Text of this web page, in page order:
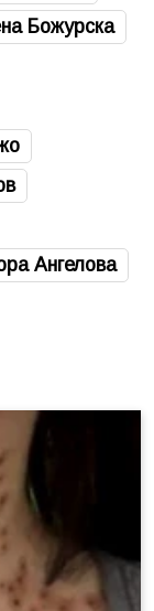
Божурска
Ангелова